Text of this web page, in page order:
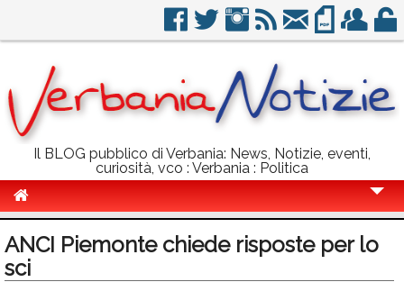
Il BLOG pubblico di Verbania: News, Notizie, eventi,
curiosità, vco : Verbania : Politica
Politica
ANCI Piemonte chiede risposte per lo
sci